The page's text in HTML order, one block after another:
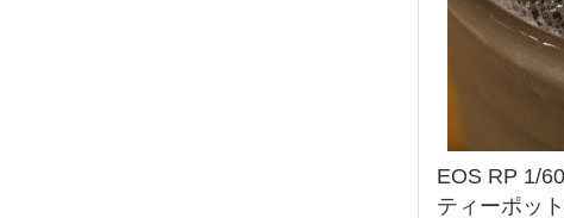
EOS RP 1/
ティーポッ